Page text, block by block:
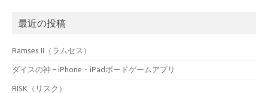
最近の投稿
Ramses II（ラムセス）
ダイスの神 – iPhone・iPadボードゲームアプリ
RISK（リスク）